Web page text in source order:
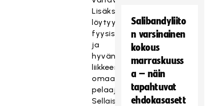
Lisäksi
löytyy
fyysisyyttä
ja
hyvän
liikkeen
omaavia
pelaajia.
Sellaisia,
Salibandyliito
n varsinainen
kokous
marraskuuss
a – näin
tapahtuvat
ehdokasasett